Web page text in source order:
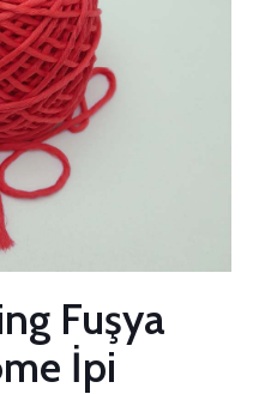
Fuşya
İpi